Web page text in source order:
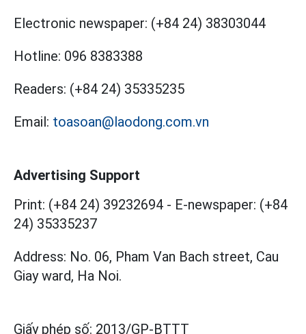
Electronic newspaper: (+84 24) 38303044
Hotline: 096 8383388
Readers: (+84 24) 35335235
Email: toasoan@laodong.com.vn
Advertising Support
Print: (+84 24) 39232694 - E-newspaper: (+84
24) 35335237
Address: No. 06, Pham Van Bach street, Cau
Giay ward, Ha Noi.
Giấy phép số: 2013/GP-BTTT